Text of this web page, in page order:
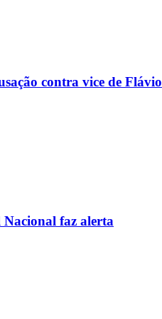
contra vice de Flávio
Nacional faz alerta